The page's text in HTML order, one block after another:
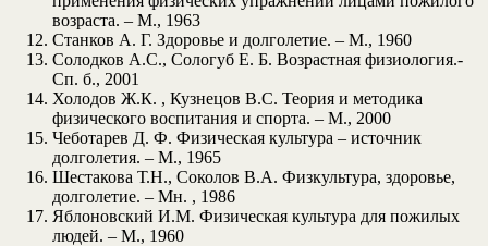
возраста. – М., 1963
Станков А. Г. Здоровье и долголетие. – М., 1960
Солодков А.С., Сологуб Е. Б. Возрастная физиология.-
Сп. б., 2001
Холодов Ж.К. , Кузнецов В.С. Теория и методика
физического воспитания и спорта. – М., 2000
Чеботарев Д. Ф. Физическая культура – источник
долголетия. – М., 1965
Шестакова Т.Н., Соколов В.А. Физкультура, здоровье,
долголетие. – Мн. , 1986
Яблоновский И.М. Физическая культура для пожилых
людей. – М., 1960